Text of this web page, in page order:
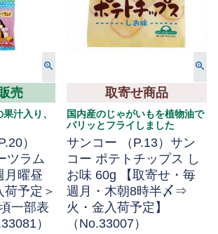
売
汁入り、
）
ツラム
月曜昼
予定＞
一部表
）
取寄せ商品
国内産のじゃがいもを植物油で
パリッとフライしました
サンコー （P.13）サン
コー ポテトチップス し
お味 60g 【取寄せ・毎
週月・木朝8時半〆⇒
火・金入荷予定】
（No.33007）